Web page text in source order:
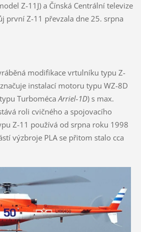
Z-11J) a Čínská Centrální televize
první Z-11 převzala dne 25. srpna
modifikace vrtulníku typu Z-
instalací motoru typu WZ-8D
TurbomécaArriel-1D) s max.
roli cvičného a spojovacího
Z-11 používá od srpna roku 1998
výzbroje PLA se přitom stalo cca